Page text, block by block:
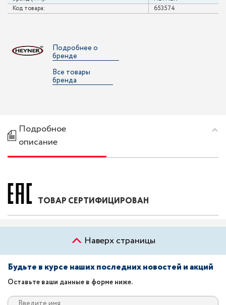
Код товара:
653574
Подробнее о
бренде
Все товары
бренда
Подробное
описание
ТОВАР СЕРТИФИЦИРОВАН
Наверх страницы
Будьте в курсе наших последних новостей и акций
Оставьте ваши данные в форме ниже.